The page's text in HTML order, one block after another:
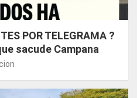
POR TELEGRAMA ?
sacude Campana